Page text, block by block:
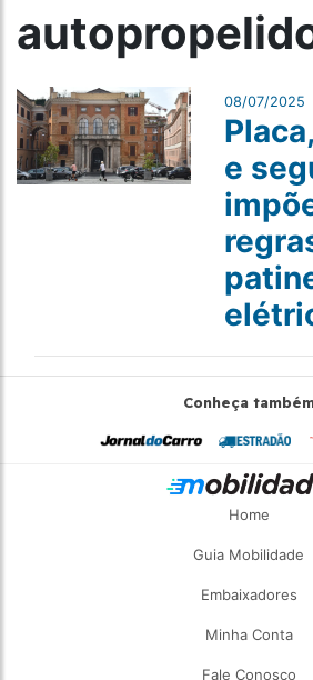
08/07/2025
e
Conheça
Home
Guia Mobilidade
Embaixadores
Minha Conta
Fale Conosco